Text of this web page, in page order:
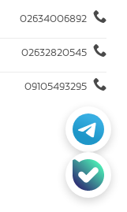
02634006892
02632820545
09105493295